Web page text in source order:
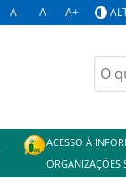
A- A A+
por:
ACESSO À
ORGANIZAÇÕES